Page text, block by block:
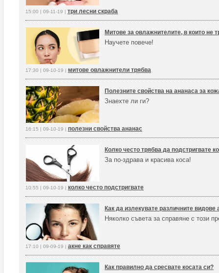
15:00 | 09-11-19 | три лесни скраба
Митове за овлажнителите, в които не
Научете повече!
17:30 | 09-10-19 | митове овлажнители трябва
Полезните свойства на ананаса за
Знаехте ли ги?
16:15 | 09-10-19 | полезни свойства ананас
Колко често трябва да подстригвате
За по-здрава и красива коса!
10:55 | 09-10-19 | колко често подстригвате
Как да излекувате различните видове
Няколко съвета за справяне с този
17:10 | 09-09-19 | акне как справяте
Как правилно да сресвате косата си?